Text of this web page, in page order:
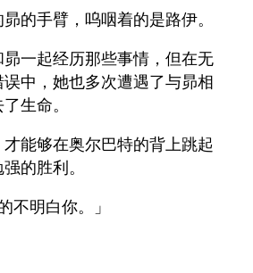
的手臂，呜咽着的是路伊。
一起经历那些事情，但在无
中，她也多次遭遇了与昴相
生命。
能够在奥尔巴特的背上跳起
的胜利。
不明白你。」